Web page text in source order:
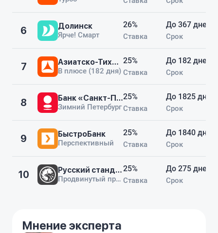
6 Долинск
Ярче! Смарт
26%
Ставка
До 367 дней
Срок
7 Азиатско-Тихоокеанский Банк
В плюсе (182 дня)
25%
Ставка
До 182 дней
Срок
8 Банк «Санкт-Петербург»
Зимний Петербург
25%
Ставка
До 1825 дней
Срок
9 БыстроБанк
Перспективный
25%
Ставка
До 1840 дней
Срок
10 Русский стандарт
Продвинутый процент (275 дней)
25%
Ставка
До 275 дней
Срок
Мнение эксперта